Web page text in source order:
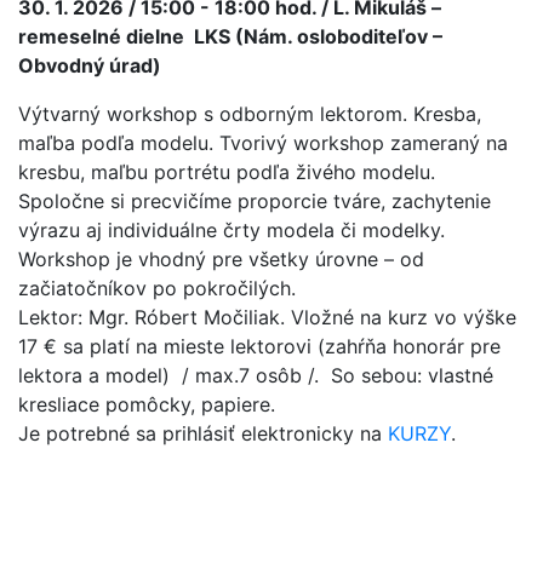
30. 1. 2026 / 15:00 - 18:00 hod. / L. Mikuláš –
remeselné dielne LKS (Nám. osloboditeľov –
Obvodný úrad)
Výtvarný workshop s odborným lektorom. Kresba,
maľba podľa modelu. Tvorivý workshop zameraný na
kresbu, maľbu portrétu podľa živého modelu.
Spoločne si precvičíme proporcie tváre, zachytenie
výrazu aj individuálne črty modela či modelky.
Workshop je vhodný pre všetky úrovne – od
začiatočníkov po pokročilých.
Lektor: Mgr. Róbert Močiliak. Vložné na kurz vo výške
17 € sa platí na mieste lektorovi (zahŕňa honorár pre
lektora a model) / max.7 osôb /. So sebou: vlastné
kresliace pomôcky, papiere.
Je potrebné sa prihlásiť elektronicky na KURZY.